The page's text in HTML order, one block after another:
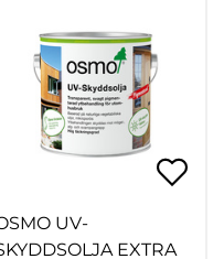
UV-
EXTRA